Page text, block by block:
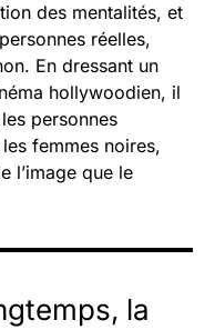
des mentalités, et
réelles,
En dressant un
hollywoodien, il
personnes
femmes noires,
l’image que le
la